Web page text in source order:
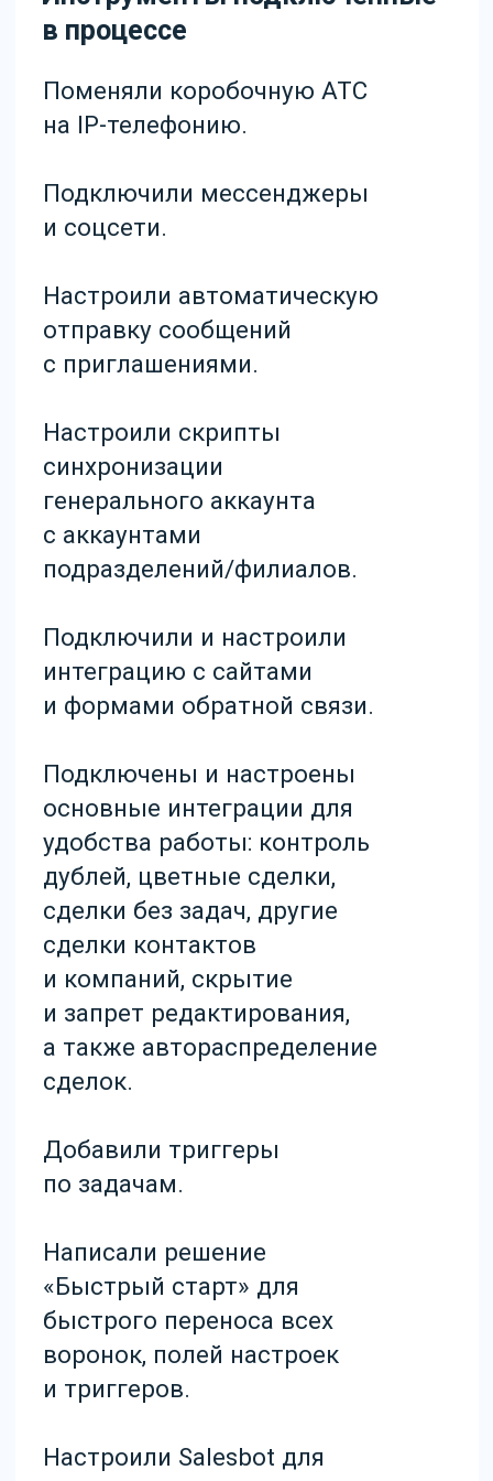
Написали решение
быстрого переноса всех
воронок, полей настроек
Настроили Salesbot для
ответа на типовые вопросы
и сбора контактной
Менеджерам стало проще
и понятнее работать
в системе.
Менеджеры перестали
связываются, благодаря
триггерам с автоматически
поставленными задачами.
на этапах «Сервисный
звонок» и «Записан
на пробное занятие», так как
менеджерам больше
не нужно заниматься
большим количеством
ручной работы.
продаж
Руководителям удобно
счёт синхронизации
генерального аккаунта с
аккаунтами подразделений/
руководителю, РОПам со
стороны одного аккаунта
владеть данными и
информацией по всем
подразделениям, без
необходимости
перемещения в другой
аккаунт и лишних действий.
Руководитель мониторит
Работа с аналитикой
для руководства